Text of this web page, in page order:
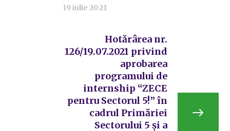
19 iulie 2021
Hotărârea nr.
126/19.07.2021 privind
aprobarea
programului de
internship “ZECE
pentru Sectorul 5!” în
cadrul Primăriei
Sectorului 5 și a